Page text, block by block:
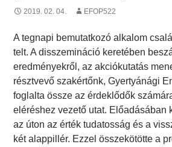
2019. 02. 04. EFOP522
A tegnapi bemutatkozó alkalom
telt. A disszemináció keretében
eredményekről, az akciókutatás
résztvevő szakértőnk, Gyertyánági
foglalta össze az érdeklődők
eléréshez vezető utat. Előadásában
az úton az érték tudatosság és a
két alappillér. Ezzel összekötötte a